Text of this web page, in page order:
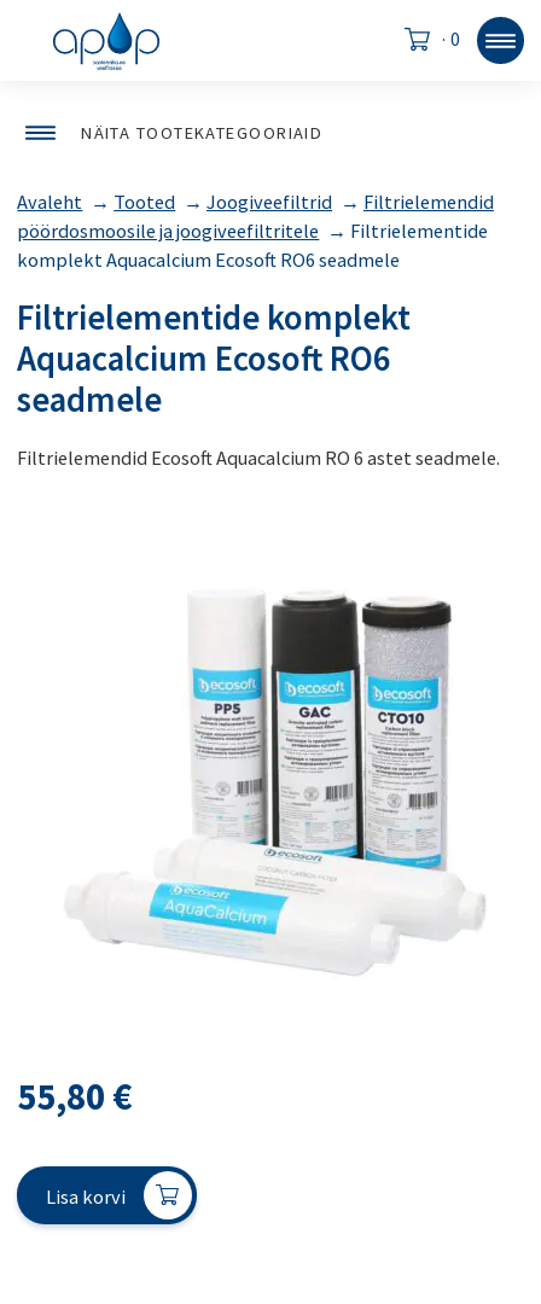
· 0
NÄITA TOOTEKATEGOORIAID
Avaleht → Tooted →Joogiveefiltrid → Filtrielemendid
pöördosmoosile ja joogiveefiltritele → Filtrielementide
komplekt Aquacalcium Ecosoft RO6 seadmele
Filtrielementide komplekt
Aquacalcium Ecosoft RO6
seadmele
Filtrielemendid Ecosoft Aquacalcium RO 6 astet seadmele.
55,80 €
Lisa korvi